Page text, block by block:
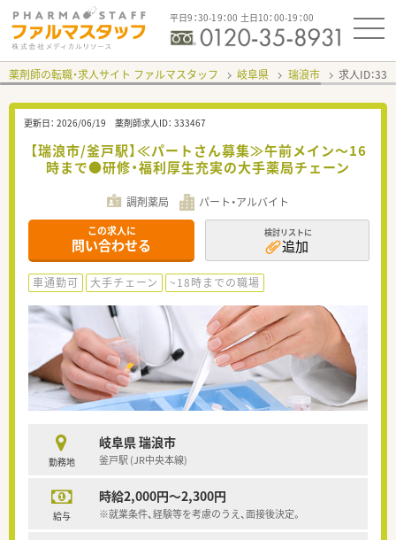
平日9：30-19：00 土日10：00-19：00
薬剤師の転職・求人サイト ファルマスタッフ 岐阜県 瑞浪市 求人ID：
更新日： 2026/06/19 薬剤師求人ID： 333467
【瑞浪市/釜戸駅】≪パートさん募集≫午前メイン～16
時まで●研修・福利厚生充実の大手薬局チェーン
調剤薬局 パート・アルバイト
この求人に
問い合わせる
検討リストに
追加
車通勤可 大手チェーン ~18時までの職場
勤務地
岐阜県 瑞浪市
釜戸駅 (JR中央本線)
給与
時給2,000円～2,300円
※就業条件、経験等を考慮のうえ、面接後決定。